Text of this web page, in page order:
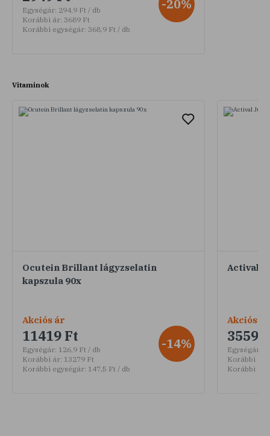
Egységár: 294,9 Ft / db
Korábbi ár: 3689 Ft
Korábbi egységár: 368,9 Ft / db
-20%
Vitaminok
Ocutein Brillant lágyzselatin
kapszula 90x
Akciós ár
11419 Ft
Egységár: 126,9 Ft / db
Korábbi ár: 13279 Ft
Korábbi egységár: 147,5 Ft / db
-14%
Actival
Akciós ár
3559
Egységár:
Korábbi ár:
Korábbi